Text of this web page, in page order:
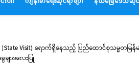
Visit) ရောက်ရှိနေသည့် ပြည်ထောင်စုသမ္မတမြ
ျအလေးပြု